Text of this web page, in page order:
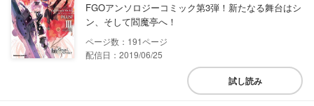
FGOアンソロジーコミック第3弾！新たなる舞台はシ
ン、そして閻魔亭へ！
191
配信日：2019/06/25
試し読み